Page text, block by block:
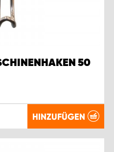
50
HINZUFÜGEN